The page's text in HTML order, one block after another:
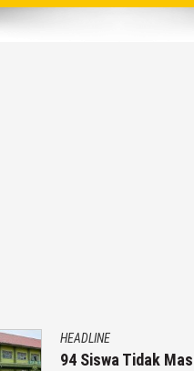
HEADLINE
94 Siswa Tidak